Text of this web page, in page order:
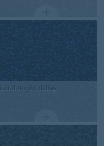
Coral Bright dalles